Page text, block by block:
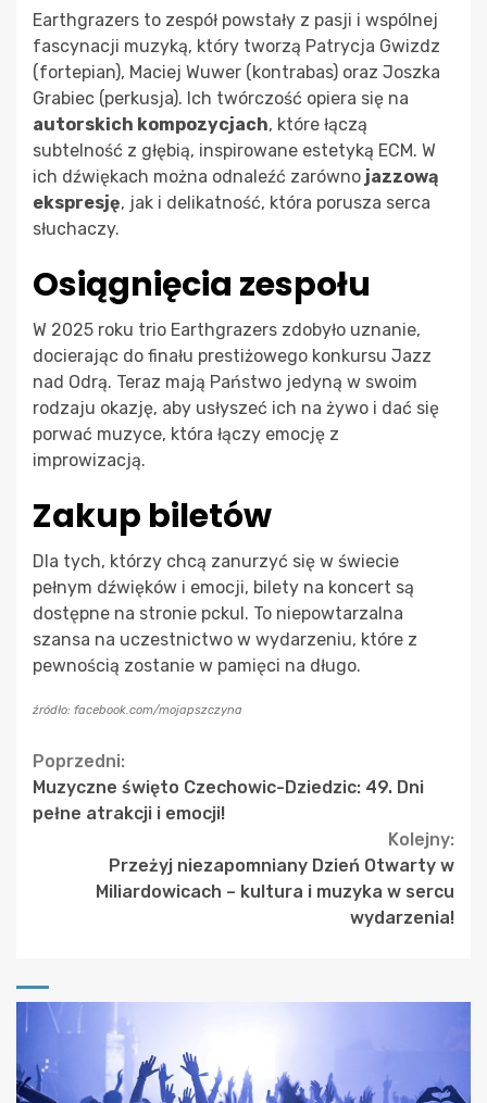
Earthgrazers to zespół powstały z pasji i wspólnej
fascynacji muzyką, który tworzą Patrycja Gwizdz
(fortepian), Maciej Wuwer (kontrabas) oraz Joszka
Grabiec (perkusja). Ich twórczość opiera się na
autorskich kompozycjach, które łączą
subtelność z głębią, inspirowane estetyką ECM. W
ich dźwiękach można odnaleźć zarówno jazzową
ekspresję, jak i delikatność, która porusza serca
słuchaczy.
Osiągnięcia zespołu
W 2025 roku trio Earthgrazers zdobyło uznanie,
docierając do finału prestiżowego konkursu Jazz
nad Odrą. Teraz mają Państwo jedyną w swoim
rodzaju okazję, aby usłyszeć ich na żywo i dać się
porwać muzyce, która łączy emocję z
improwizacją.
Zakup biletów
Dla tych, którzy chcą zanurzyć się w świecie
pełnym dźwięków i emocji, bilety na koncert są
dostępne na stronie pckul. To niepowtarzalna
szansa na uczestnictwo w wydarzeniu, które z
pewnością zostanie w pamięci na długo.
źródło: facebook.com/mojapszczyna
Continue
Reading
Poprzedni:
Muzyczne święto Czechowic-Dziedzic: 49. Dni
pełne atrakcji i emocji!
Kolejny:
Przeżyj niezapomniany Dzień Otwarty w
Miliardowicach – kultura i muzyka w sercu
wydarzenia!